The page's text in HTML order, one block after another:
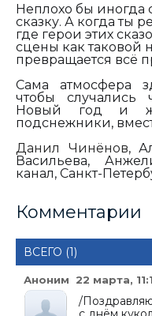
Неплохо бы иногда
сказку. А когда ты
где герои этих
сцены как таковой
превращается всё
Сама атмосфера
чтобы случались
Новый год и
подснежники,
Данил Чинёнов,
Васильева,
канал, Санкт-
Комментарии
ВСЕГО (1)
Аноним 22 марта,
/